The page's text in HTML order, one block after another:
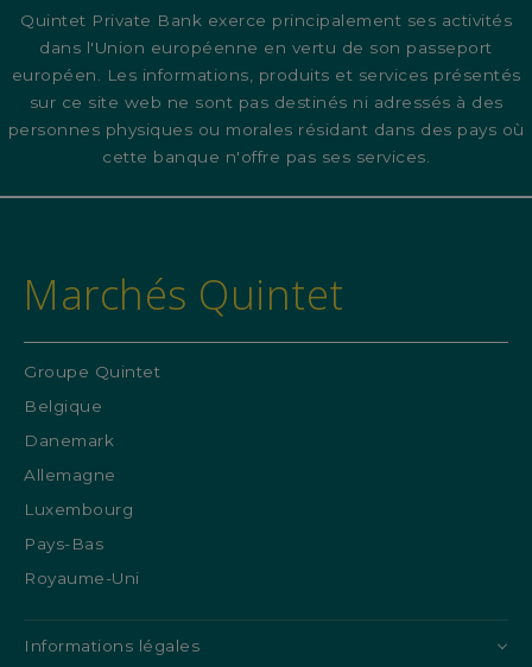
Quintet Private Bank exerce principalement ses activités
dans l'Union européenne en vertu de son passeport
européen. Les informations, produits et services présentés
sur ce site web ne sont pas destinés ni adressés à des
personnes physiques ou morales résidant dans des pays où
cette banque n'offre pas ses services.
Marchés Quintet
Groupe Quintet
Belgique
Danemark
Allemagne
Luxembourg
Pays-Bas
Royaume-Uni
Informations légales